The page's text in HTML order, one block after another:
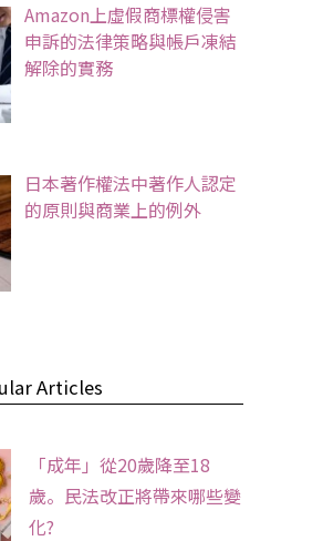
Amazon上虛假商標權侵害
申訴的法律策略與帳戶凍結
解除的實務
日本著作權法中著作人認定
的原則與商業上的例外
Articles
「成年」從20歲降至18
歲。民法改正將帶來哪些變
化?